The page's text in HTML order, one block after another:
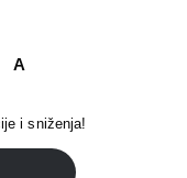
i sniženja!